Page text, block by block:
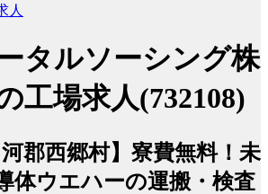
人
タルソーシング株
工場求人(732108)
河郡西郷村】寮費無料！未
体ウエハーの運搬・検査